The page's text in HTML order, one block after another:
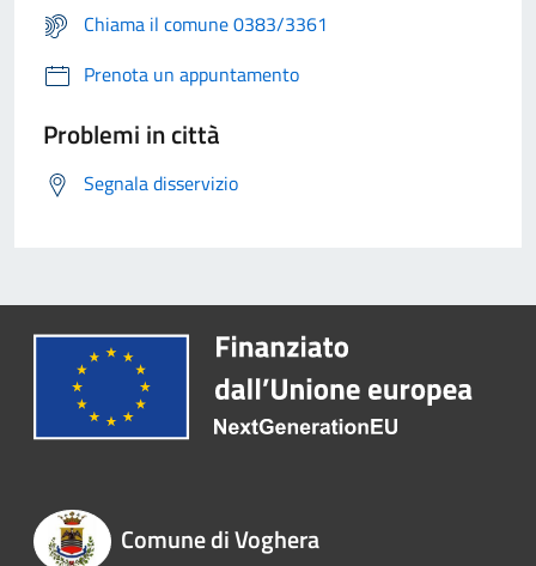
Chiama il comune 0383/3361
Prenota un appuntamento
Problemi in città
Segnala disservizio
Comune di Voghera